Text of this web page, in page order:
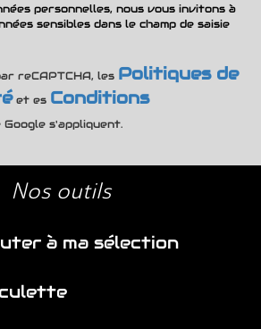
personnelles, nous vous invitons à
sensibles dans le champ de saisie
reCAPTCHA, les Politiques de
et es Conditions
Google s'appliquent.
nos outils
à ma sélection